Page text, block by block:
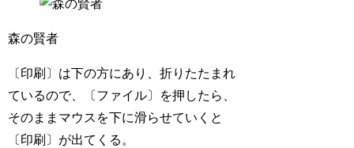
森の賢者
〔印刷〕は下の方にあり、折りたたまれ
ているので、〔ファイル〕を押したら、
そのままマウスを下に滑らせていくと
〔印刷〕が出てくる。